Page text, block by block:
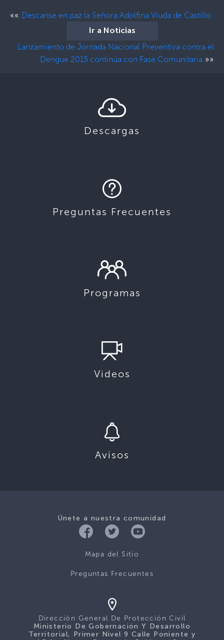
«« Descanse en paz la Señora Adolfina Viuda de Castillo
Ir a Noticias
Lanzamiento de Jornada Nacional Preventiva contra el
Dengue 2015 continúa con Fase Comunitaria »»
Descargas
Preguntas Frecuentes
Programas
Videos
Avisos
Únete a nuestra comunidad
Mapa del Sitio
Preguntas Frecuentes
Dirección General De Protección Civil
Ministerio De Gobernación Y Desarrollo
Territorial, Primer Nivel 9 Calle Poniente y